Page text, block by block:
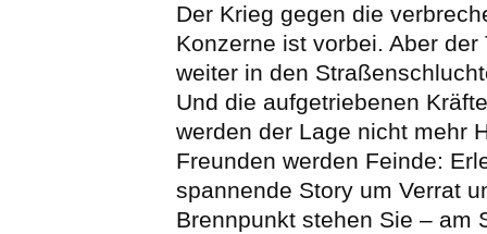
Der Krieg gegen die
Konzerne ist vorbei. Aber der
weiter in den
Und die aufgetriebenen
werden der Lage nicht mehr
Freunden werden Feinde:
spannende Story um Verrat
Brennpunkt stehen Sie – am